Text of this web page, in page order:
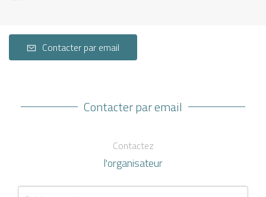
Contacter par email
Contacter par email
Contactez
l'organisateur